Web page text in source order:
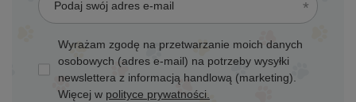
Podaj swój adres e-mail
Wyrażam zgodę na przetwarzanie moich danych
osobowych (adres e-mail) na potrzeby wysyłki
newslettera z informacją handlową (marketing).
Więcej w polityce prywatności.